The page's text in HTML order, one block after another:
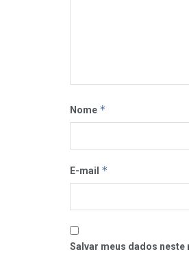
Nome *
E-mail *
Salvar meus dados neste